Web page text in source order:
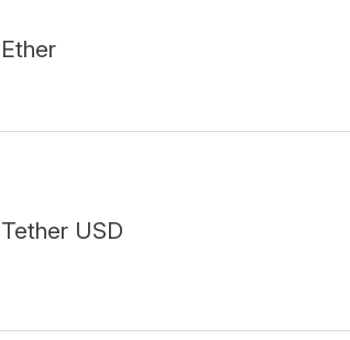
Ether
Tether USD